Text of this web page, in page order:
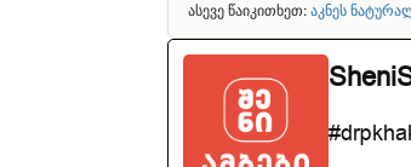
ასევე წაიკითხეთ: აკნეს